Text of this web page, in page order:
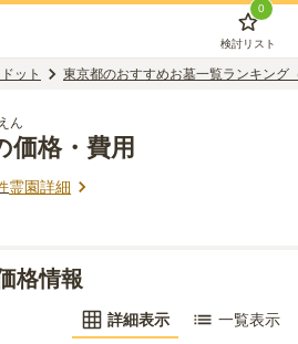
0
検討リスト
ット 東京都のおすすめお墓一覧ランキング
ん
価格・費用
霊園詳細
格情報
詳細表示 一覧表示